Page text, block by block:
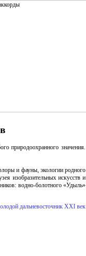
природоохранного значения.
и фауны, экологии родного
изобразительных искусств и
водно-болотного «Удыль»
дальневосточник XXI век